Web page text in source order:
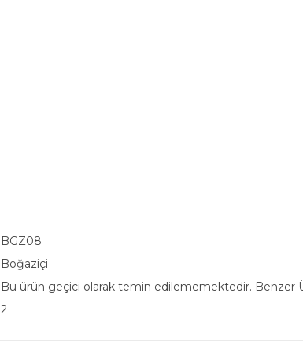
BGZ08
Boğaziçi
Bu ürün geçici olarak temin edilememektedir. Benzer
2